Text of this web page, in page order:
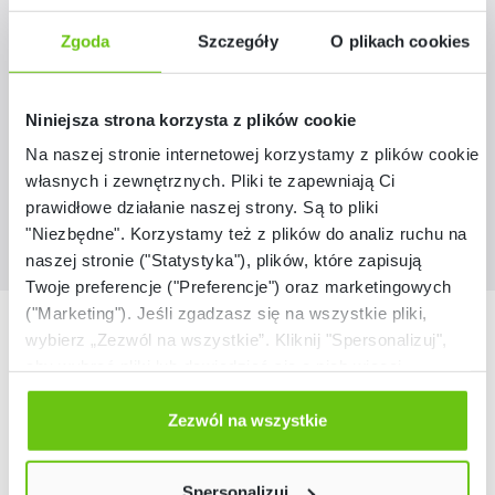
Zgoda Szczegóły O plikach cookies
Niniejsza strona korzysta z plików cookie
Na naszej stronie internetowej korzystamy z plików cookie:
własnych i zewnętrznych. Pliki te zapewniają Ci
prawidłowe działanie naszej strony. Są to pliki
"Niezbędne". Korzystamy też z plików do analiz ruchu na
naszej stronie ("Statystyka"), plików, które zapisują
Twoje preferencje ("Preferencje") oraz marketingowych
("Marketing"). Jeśli zgadzasz się na wszystkie pliki,
wybierz „Zezwól na wszystkie”. Kliknij "Spersonalizuj",
Odmów zgody poprzez przycisk „Odmowa”. Wtedy
użyjemy tylko plików niezbędnych dla naszej strony.
Twój wybór możesz zmienić przez kliknięcie przycisku w
Zezwól na wszystkie
Klocki zapasowe do Scottie Go! Edu
19,90 zł
Nasze marki